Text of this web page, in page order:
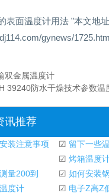
表面温度计用法 ”本文地
gynews/
双金属温度计
39240防水干燥技术参数温
讯推荐
装注意事项 ☑ 留下一些
度。
☑ 烤箱温度
吗？
量200到
☑ 如何安装
度计 ☑ 电子Z高Z